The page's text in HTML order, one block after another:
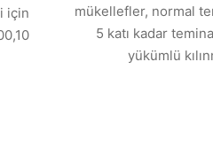
için
mükellefler, normal
5 katı kadar
yükümlü